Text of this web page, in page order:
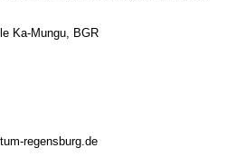
Ka-Mun­gu, BGR
regensburg.​de